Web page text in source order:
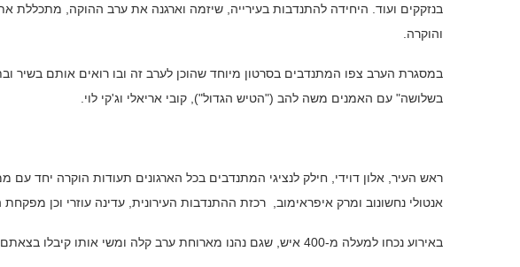
בנזקקים ועוד. היחידה להתנדבות בעירייה, שיזמה וארגנה את ערב ההוקה, מתכללת
והוקרה.
במסגרת הערב צפו המתנדבים בסרטון מיוחד שהוכן לערב זה ובו רואים אותם בשיר
בשלושה" עם האמנים משה להב ("הטיש הגדול"), קובי אריאלי וג'קי לוי.
ראש העיר, אלון דוידי, חילק לנציגי המתנדבים בכל הארגונים תעודות הוקרה יחד עם
אנטולי נחשונוב ומרק איפראימוב, רכזת ההתנדבות העירונית, עדינה עוזרי וכן
באירוע נכחו למעלה מ-400 איש, שגם נהנו מארוחת ערב קלה ומשי אותו קיבלו בצאתם מהאולם.